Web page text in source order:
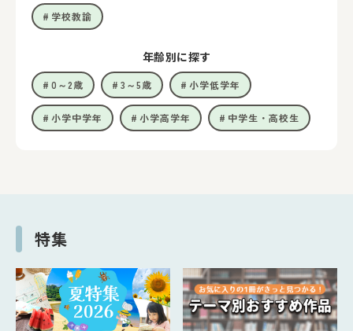
学校教諭
年齢別に探す
0～2歳 3～5歳 小学低学年
小学中学年 小学高学年 中学生・高校生
特集